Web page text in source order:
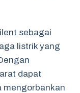
sebagai
listrik yang
dapat
mengorbankan